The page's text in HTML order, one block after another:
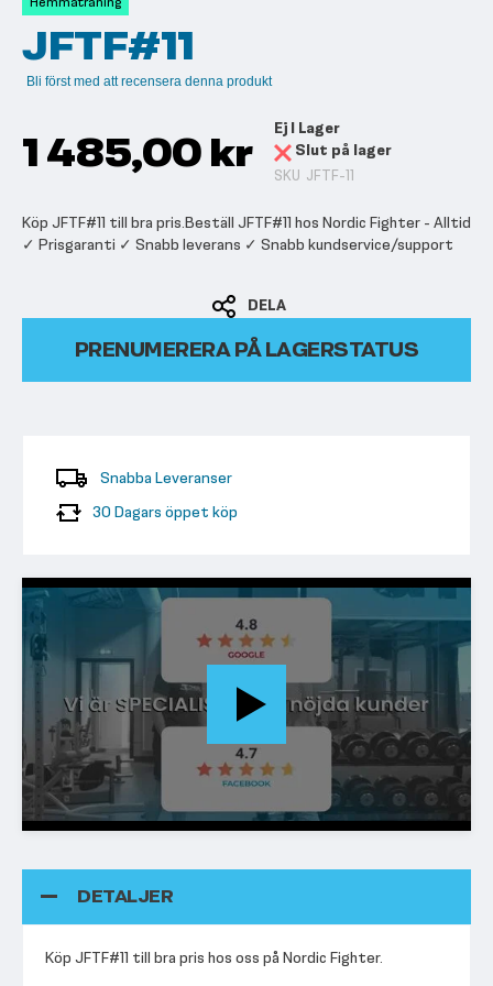
bildgalleriet
JFTF#11
Bli först med att recensera denna produkt
1 485,00 kr
Ej I Lager
Slut på lager
SKU JFTF-11
Köp JFTF#11 till bra pris.Beställ JFTF#11 hos Nordic Fighter - Alltid
✓ Prisgaranti ✓ Snabb leverans ✓ Snabb kundservice/support
DELA
PRENUMERERA PÅ LAGERSTATUS
Snabba Leveranser
30 Dagars öppet köp
DETALJER
Köp JFTF#11 till bra pris hos oss på Nordic Fighter.